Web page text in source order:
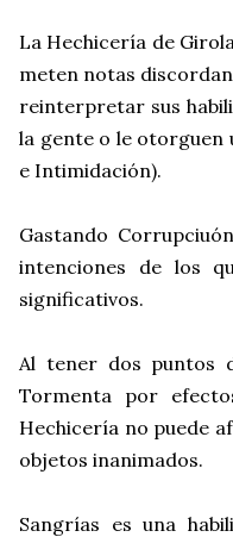
La Hechicería de
meten notas
reinterpretar sus
la gente o le otorguen
e Intimidación).
Gastando
intenciones de los
significativos.
Al tener dos puntos
Tormenta por
Hechicería no puede
objetos inanimados.
Sangrías es una